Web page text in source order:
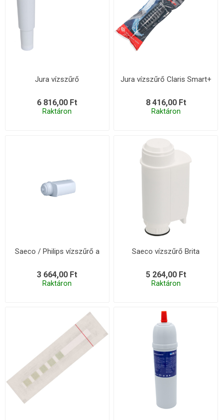
Jura vízszűrő
6 816,00 Ft
Raktáron
Jura vízszűrő Claris Smart+
8 416,00 Ft
Raktáron
Saeco / Philips vízszűrő a
3 664,00 Ft
Raktáron
Saeco vízszűrő Brita
5 264,00 Ft
Raktáron